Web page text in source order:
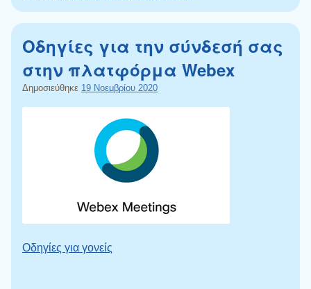
Oδηγίες για την σύνδεσή σας
στην πλατφόρμα Webex
Δημοσιεύθηκε 19 Νοεμβρίου 2020
Οδηγίες για γονείς